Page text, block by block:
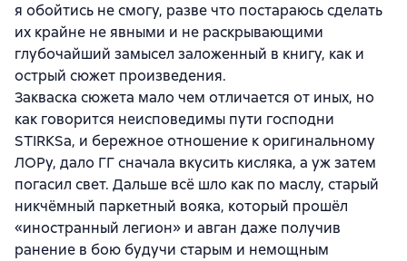
я обойтись не смогу, разве что постараюсь сделать
их крайне не явными и не раскрывающими
глубочайший замысел заложенный в книгу, как и
острый сюжет произведения.
Закваска сюжета мало чем отличается от иных, но
как говорится неисповедимы пути господни
STIRKSa, и бережное отношение к оригинальному
ЛОРу, дало ГГ сначала вкусить кисляка, а уж затем
погасил свет. Дальше всё шло как по маслу, старый
никчёмный паркетный вояка, который прошёл
«иностранный легион» и авган даже получив
ранение в бою будучи старым и немощным